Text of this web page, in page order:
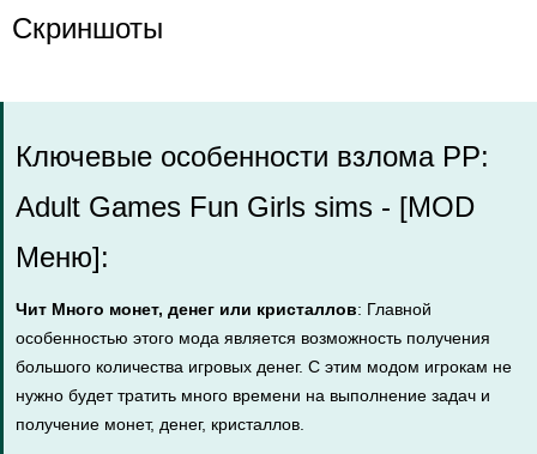
Скриншоты
Ключевые особенности взлома PP:
Adult Games Fun Girls sims - [MOD
Меню]:
Чит Много монет, денег или кристаллов: Главной
особенностью этого мода является возможность получения
большого количества игровых денег. С этим модом игрокам не
нужно будет тратить много времени на выполнение задач и
получение монет, денег, кристаллов.